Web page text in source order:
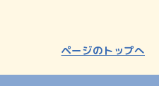
ページのトップへ